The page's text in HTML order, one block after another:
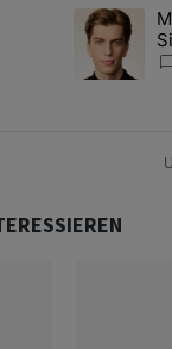
meisten
tiefe
Ein